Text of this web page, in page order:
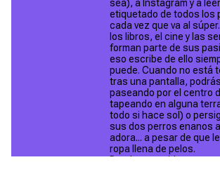
sea), a Instagram y a leer
etiquetado de todos los
cada vez que va al
los libros, el cine y las
forman parte de sus
eso escribe de ello
puede. ​Cuando no está
tras una pantalla,
paseando por el centro
tapeando en alguna
todo si hace sol) o
sus dos perros enanos
adora... a pesar de que
ropa llena de pelos.
Puedes seguirla en: